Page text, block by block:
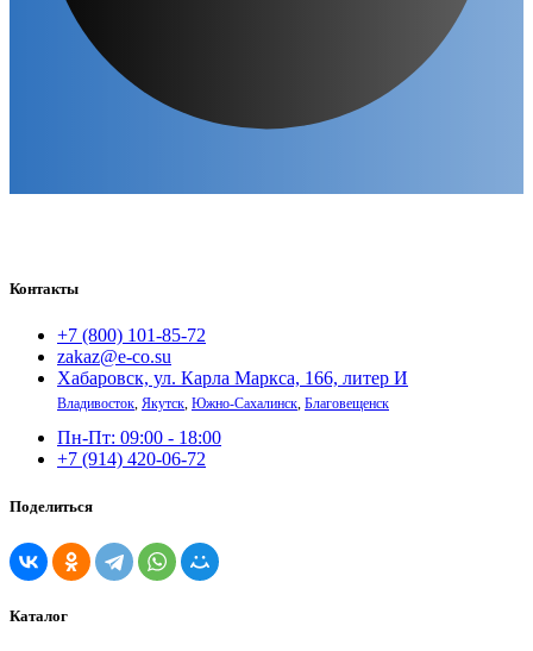
Контакты
+7 (800) 101-85-72
zakaz@e-co.su
Хабаровск, ул. Карла Маркса, 166, литер И
Владивосток, Якутск, Южно-Сахалинск, Благовещенск
Пн-Пт: 09:00 - 18:00
+7 (914) 420-06-72
Поделиться
Каталог